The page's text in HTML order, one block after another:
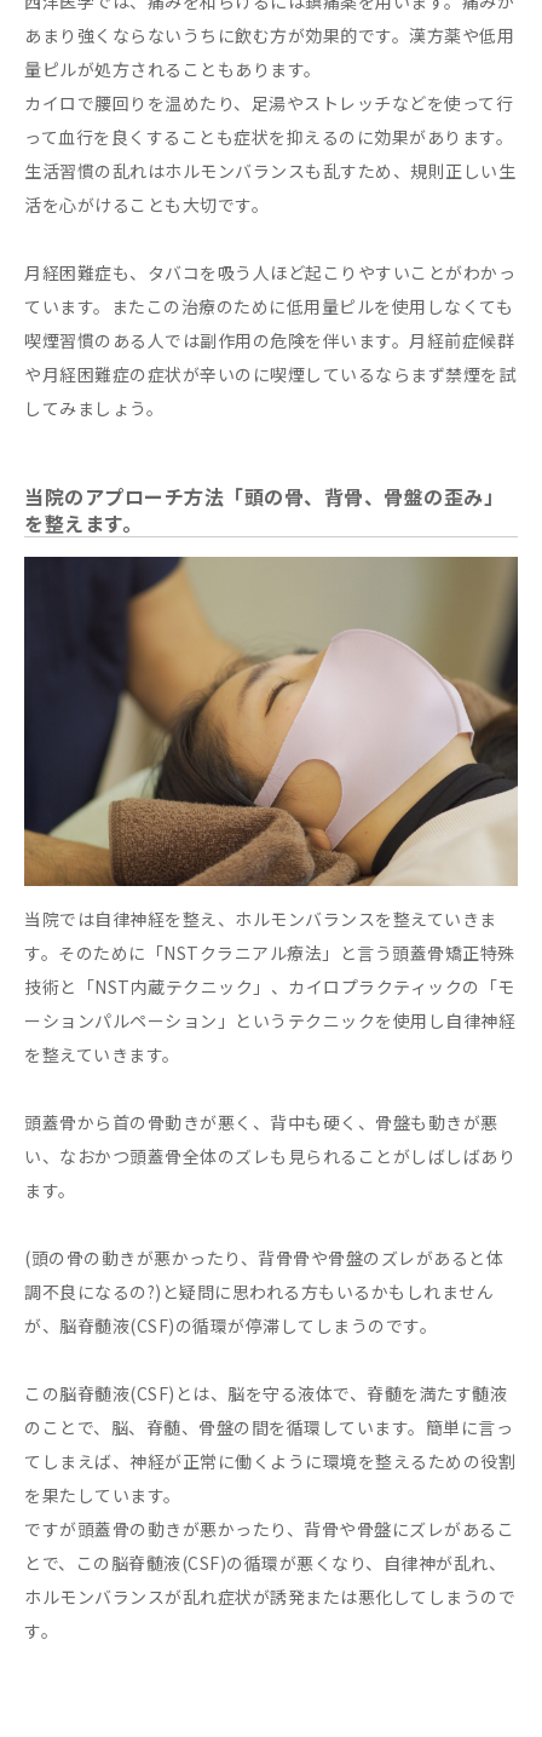
あまり強くならないうちに飲む方が効果的です。漢方薬や低用
量ピルが処方されることもあります。
カイロで腰回りを温めたり、足湯やストレッチなどを使って行
って血行を良くすることも症状を抑えるのに効果があります。
生活習慣の乱れはホルモンバランスも乱すため、規則正しい生
活を心がけることも大切です。
月経困難症も、タバコを吸う人ほど起こりやすいことがわかっ
ています。またこの治療のために低用量ピルを使用しなくても
喫煙習慣のある人では副作用の危険を伴います。月経前症候群
や月経困難症の症状が辛いのに喫煙しているならまず禁煙を試
してみましょう。
当院のアプローチ方法「頭の骨、背骨、骨盤の歪み」
を整えます。
当院では自律神経を整え、ホルモンバランスを整えていきま
す。そのために「NSTクラニアル療法」と言う頭蓋骨矯正特殊
技術と「NST内蔵テクニック」、カイロプラクティックの「モ
ーションパルペーション」というテクニックを使用し自律神経
を整えていきます。
頭蓋骨から首の骨動きが悪く、背中も硬く、骨盤も動きが悪
い、なおかつ頭蓋骨全体のズレも見られることがしばしばあり
ます。
(頭の骨の動きが悪かったり、背骨骨や骨盤のズレがあると体
調不良になるの?)と疑問に思われる方もいるかもしれません
が、脳脊髄液(CSF)の循環が停滞してしまうのです。
この脳脊髄液(CSF)とは、脳を守る液体で、脊髄を満たす髄液
のことで、脳、脊髄、骨盤の間を循環しています。簡単に言っ
てしまえば、神経が正常に働くように環境を整えるための役割
を果たしています。
ですが頭蓋骨の動きが悪かったり、背骨や骨盤にズレがあるこ
とで、この脳脊髄液(CSF)の循環が悪くなり、自律神が乱れ、
ホルモンバランスが乱れ症状が誘発または悪化してしまうので
す。